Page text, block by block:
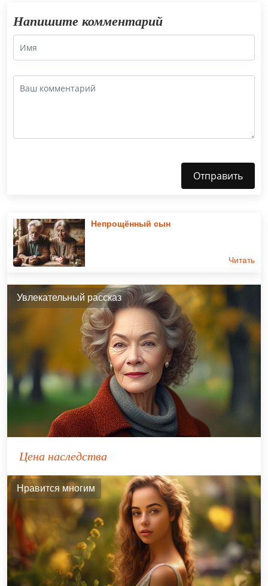
Напишите комментарий
Отправить
Непрощённый сын
Читать
Увлекательный рассказ
Цена наследства
Нравится многим